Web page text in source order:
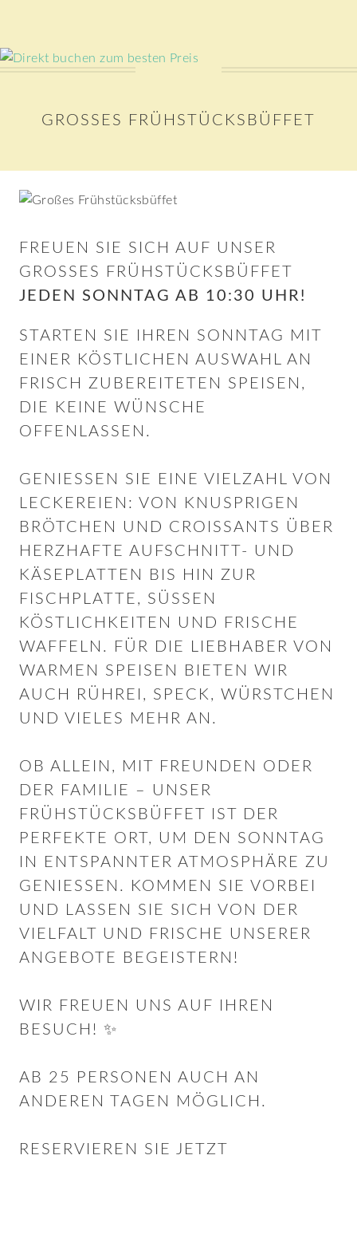
GROSSES FRÜHSTÜCKSBÜFFET
FREUEN SIE SICH AUF UNSER
GROSSES FRÜHSTÜCKSBÜFFET
JEDEN SONNTAG AB 10:30 UHR!
STARTEN SIE IHREN SONNTAG MIT
EINER KÖSTLICHEN AUSWAHL AN
FRISCH ZUBEREITETEN SPEISEN,
DIE KEINE WÜNSCHE
OFFENLASSEN.
GENIESSEN SIE EINE VIELZAHL VON L
ECKEREIEN: VON KNUSPRIGEN B
RÖTCHEN UND CROISSANTS ÜBER H
ERZHAFTE AUFSCHNITT- UND K
ÄSEPLATTEN BIS HIN ZUR F
ISCHPLATTE, SÜSSEN KÖ
STLICHKEITEN UND FRISCHE WA
FFELN. FÜR DIE LIEBHABER VON WA
RMEN SPEISEN BIETEN WIR AU
CH RÜHREI, SPECK, WÜRSTCHEN UN
D VIELES MEHR AN.
OB ALLEIN, MIT FREUNDEN ODER
DER FAMILIE – UNSER
FRÜHSTÜCKSBÜFFET IST DER
PERFEKTE ORT, UM DEN SONNTAG
IN ENTSPANNTER ATMOSPHÄRE ZU
GENIESSEN. KOMMEN SIE VORBEI U
ND LASSEN SIE SICH VON DER V
IELFALT UND FRISCHE UNSERER A
NGEBOTE BEGEISTERN!
WIR FREUEN UNS AUF IHREN
BESUCH! ✨
AB 25 PERSONEN AUCH AN
ANDEREN TAGEN MÖGLICH.
RESERVIEREN SIE JETZT